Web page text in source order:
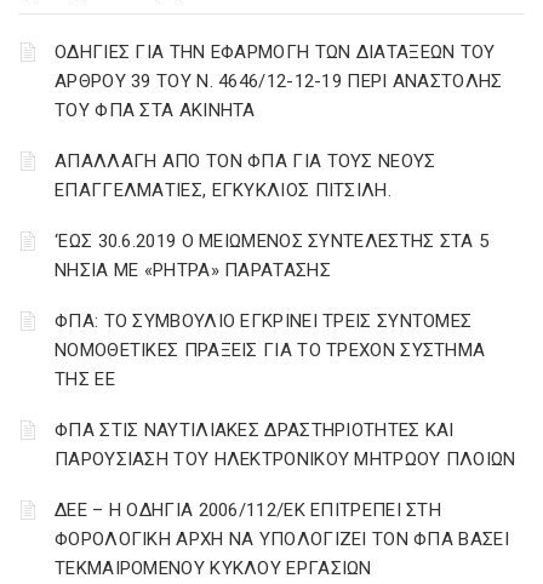
ΟΔΗΓΙΕΣ ΓΙΑ ΤΗΝ ΕΦΑΡΜΟΓΗ ΤΩΝ ΔΙΑΤΑΞΕΩΝ ΤΟΥ
ΑΡΘΡΟΥ 39 ΤΟΥ Ν. 4646/12-12-19 ΠΕΡΙ ΑΝΑΣΤΟΛΗΣ
ΤΟΥ ΦΠΑ ΣΤΑ ΑΚΙΝΗΤΑ
ΑΠΑΛΛΑΓΗ ΑΠΟ ΤΟΝ ΦΠΑ ΓΙΑ ΤΟΥΣ ΝΕΟΥΣ
ΕΠΑΓΓΕΛΜΑΤΙΕΣ, ΕΓΚΥΚΛΙΟΣ ΠΙΤΣΙΛΗ.
‘ΕΩΣ 30.6.2019 Ο ΜΕΙΩΜΕΝΟΣ ΣΥΝΤΕΛΕΣΤΗΣ ΣΤΑ 5
ΝΗΣΙΑ ΜΕ «ΡΗΤΡΑ» ΠΑΡΑΤΑΣΗΣ
ΦΠΑ: ΤΟ ΣΥΜΒΟΥΛΙΟ ΕΓΚΡΙΝΕΙ ΤΡΕΙΣ ΣΥΝΤΟΜΕΣ
ΝΟΜΟΘΕΤΙΚΕΣ ΠΡΑΞΕΙΣ ΓΙΑ ΤΟ ΤΡΕΧΟΝ ΣΥΣΤΗΜΑ
ΤΗΣ ΕΕ
ΦΠΑ ΣΤΙΣ ΝΑΥΤΙΛΙΑΚΕΣ ΔΡΑΣΤΗΡΙΟΤΗΤΕΣ ΚΑΙ
ΠΑΡΟΥΣΙΑΣΗ ΤΟΥ ΗΛΕΚΤΡΟΝΙΚΟΥ ΜΗΤΡΩΟΥ ΠΛΟΙΩΝ
ΔΕΕ – Η ΟΔΗΓΙΑ 2006/112/ΕΚ ΕΠΙΤΡΕΠΕΙ ΣΤΗ
ΦΟΡΟΛΟΓΙΚΗ ΑΡΧΗ ΝΑ ΥΠΟΛΟΓΙΖΕΙ ΤΟΝ ΦΠΑ ΒΑΣΕΙ
ΤΕΚΜΑΙΡΟΜΕΝΟΥ ΚΥΚΛΟΥ ΕΡΓΑΣΙΩΝ